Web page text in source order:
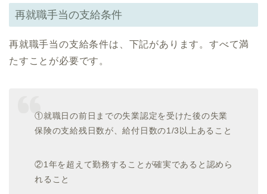
再就職手当の支給条件
再就職手当の支給条件は、下記があります。すべて満
たすことが必要です。
①就職日の前日までの失業認定を受けた後の失業
保険の支給残日数が、給付日数の1/3以上あること
②1年を超えて勤務することが確実であると認めら
れること